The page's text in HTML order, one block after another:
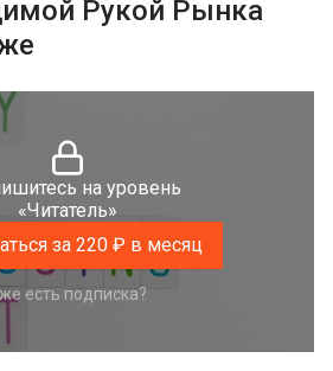
Рукой Рынка
на уровень
«Читатель»
за 220 ₽ в месяц
есть подписка?